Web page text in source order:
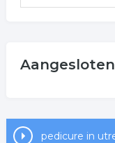
pedicure in